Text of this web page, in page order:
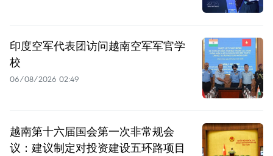
印度空军代表团访问越南空军军官学
校
06/08/2026 02:49
越南第十六届国会第一次非常规会
议：建议制定对投资建设五环路项目